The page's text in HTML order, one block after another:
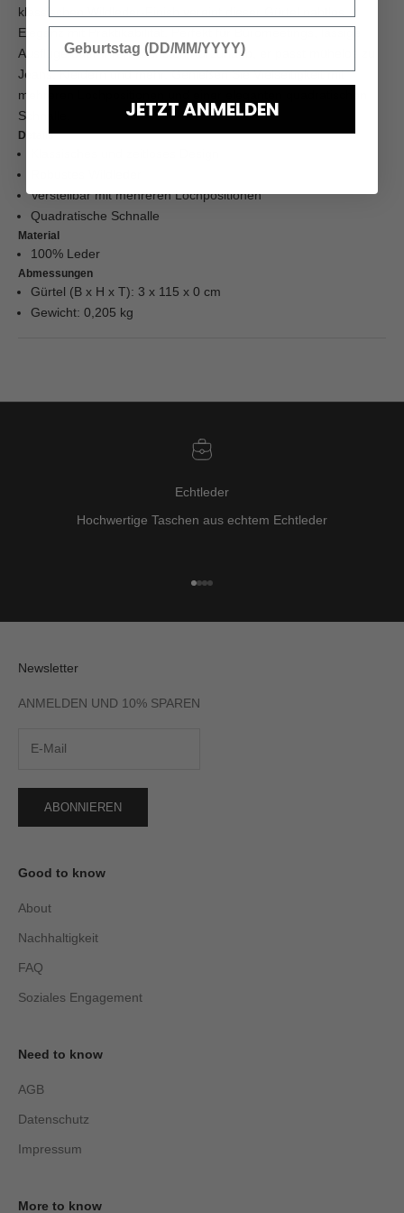
klassischen Wildleder-Finish vereint dieser Gürtel nahtlos
Eleganz mit Praktikabilität. Perfekt für Büromeetings, lässige
Ausflüge oder Ihren nächsten Kurzurlaub, er passt mühelos zu
Jeans, Kleidern und mehr. Genießen Sie Vielseitigkeit mit
mehreren Lochpositionen und einer eleganten quadratischen
Schnalle.
Details
Verstellbar mit mehreren Lochpositionen
Quadratische Schnalle
Material
100% Leder
Abmessungen
Gürtel (B x H x T): 3 x 115 x 0 cm
Gewicht: 0,205 kg
Echtleder
Hochwertige Taschen aus echtem Echtleder
Gehe zu Element 1
Gehe zu Element 2
Gehe zu Element 3
Gehe zu Element 4
Newsletter
ANMELDEN UND 10% SPAREN
ABONNIEREN
Good to know
About
Nachhaltigkeit
FAQ
Soziales Engagement
Need to know
AGB
Datenschutz
Impressum
More to know
JETZT ANMELDEN